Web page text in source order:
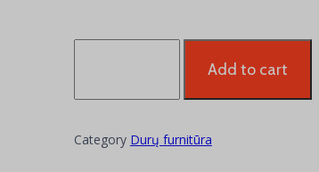
DS522
Add to cart
Category Durų furnitūra